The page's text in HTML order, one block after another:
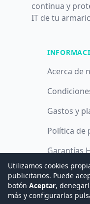
continua y
IT de tu
Acerca de
Gastos y
Política de
Garantías
Política de
Utilizamos cookies
publicitarios. Puede
botón Aceptar,
más y configurarlas